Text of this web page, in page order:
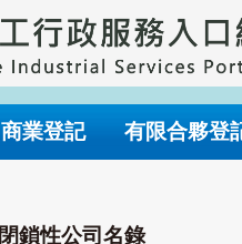
商業登記 有限合夥登
閉鎖性公司名錄